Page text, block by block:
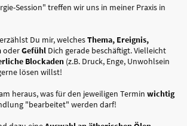
Session" treffen wir uns in meiner Praxis in
Du mir, welchesThema, Ereignis,
oderGefühl Dich gerade beschäftigt. Vielleicht
Blockaden (z.B. Druck, Enge, Unwohlsein
lösen willst!
heraus, was für den jeweiligen Termin wichtig
"bearbeitet" werden darf!